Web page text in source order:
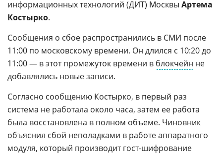
информационных технологий (ДИТ) Москвы Артема
Костырко.
Сообщения о сбое распространились в СМИ после
11:00 по московскому времени. Он длился с 10:20 до
11:00 — в этот промежуток времени в блокчейн не
добавлялись новые записи.
Согласно сообщению Костырко, в первый раз
система не работала около часа, затем ее работа
была восстановлена в полном объеме. Чиновник
объяснил сбой неполадками в работе аппаратного
модуля, который производитгост-шифрование